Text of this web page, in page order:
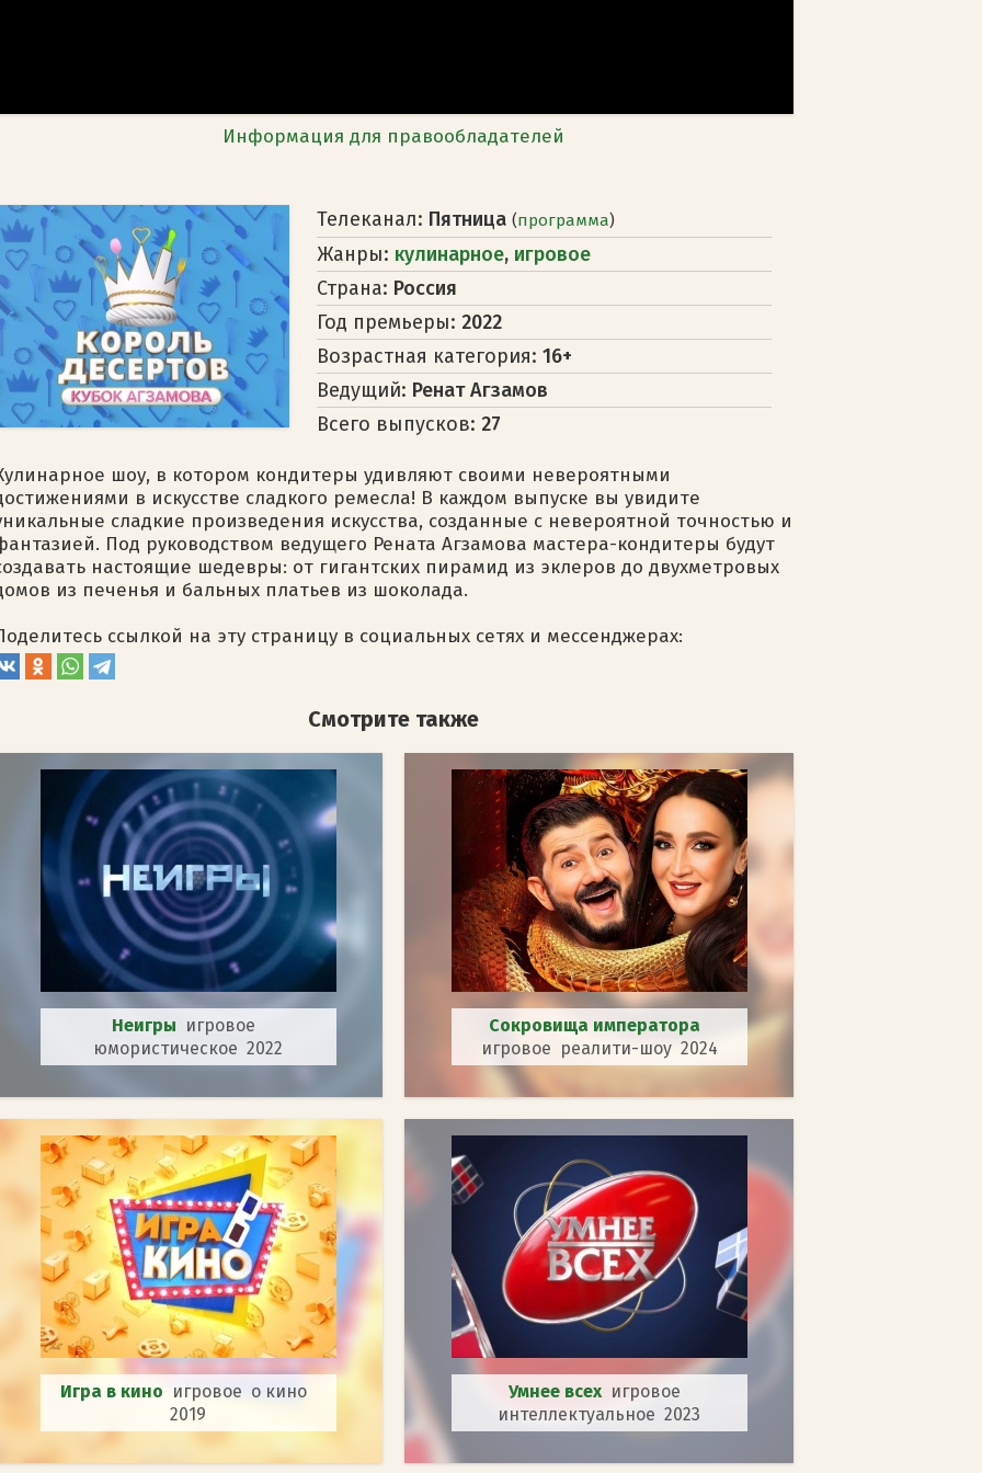
Информация для правообладателей
Телеканал: Пятница (программа)
Жанры: кулинарное, игровое
Страна: Россия
Год премьеры: 2022
Возрастная категория: 16+
Ведущий: Ренат Агзамов
Всего выпусков: 27
шоу, в котором кондитеры удивляют своими невероятными
в искусстве сладкого ремесла! В каждом выпуске вы увидите
сладкие произведения искусства, созданные с невероятной точностью и
Под руководством ведущего Рената Агзамова мастера-кондитеры будут
настоящие шедевры: от гигантских пирамид из эклеров до двухметровых
из печенья и бальных платьев из шоколада.
ссылкой на эту страницу в социальных сетях и мессенджерах:
Смотрите также
Неигры игровое
юмористическое 2022
Сокровища императора
игровое реалити-шоу 2024
Игра в кино игровое о кино
2019
Умнее всех игровое
интеллектуальное 2023